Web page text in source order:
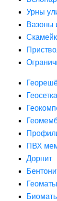
Урны
Вазоны
Геосетка
ПВХ
Дорнит
Геоматы